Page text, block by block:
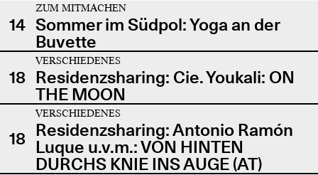
14
ZUM MITMACHEN
Sommer im Südpol: Yoga an der
Buvette
18
VERSCHIEDENES
Residenzsharing: Cie. Youkali: ON
THE MOON
18
VERSCHIEDENES
Residenzsharing: Antonio Ramón
Luque u.v.m.: VON HINTEN
DURCHS KNIE INS AUGE (AT)